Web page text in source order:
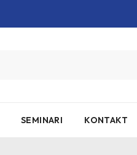
SEMINARI KONTAKT